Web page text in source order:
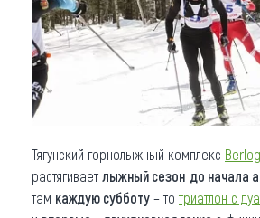
Коллекция впечатлений
Другие рубрики
Тягунский горнолыжный комплекс
растягивает лыжный сезон до начала
там каждую субботу – то триатлон с